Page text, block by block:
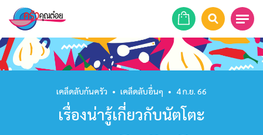
หน้าแรก
สูตรอาหาร
ร้านอาหาร
เคล็ดลับก้นครัว • เคล็ดลับอื่นๆ • 4 ก.ย. 66
เรื่องน่ารู้เกี่ยวกับนัตโตะ